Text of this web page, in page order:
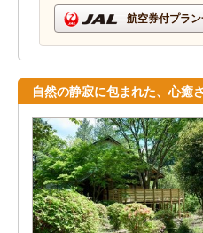
航空券付プラ
自然の静寂に包まれた、心癒